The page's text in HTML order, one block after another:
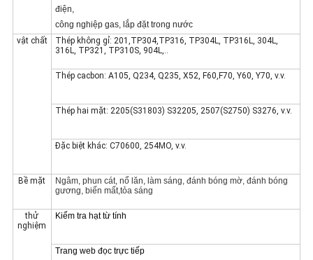
điện,
công nghiệp gas, lắp đặt trong nước
vật chất
Thép không gỉ: 201,TP304,TP316, TP304L, TP316L, 304L,
316L, TP321, TP310S, 904L,..
Thép cacbon: A105, Q234, Q235, X52, F60,F70, Y60, Y70, v.v.
Thép hai mặt: 2205(S31803) S32205, 2507(S2750) S3276, v.v.
Đặc biệt khác: C70600, 254MO, v.v.
Bề mặt
Ngâm, phun cát, nổ lăn, làm sáng, đánh bóng mờ, đánh bóng
gương, biến mất,tỏa sáng
thử
nghiệm
Kiểm tra hạt từ tính
Trang web đọc trực tiếp